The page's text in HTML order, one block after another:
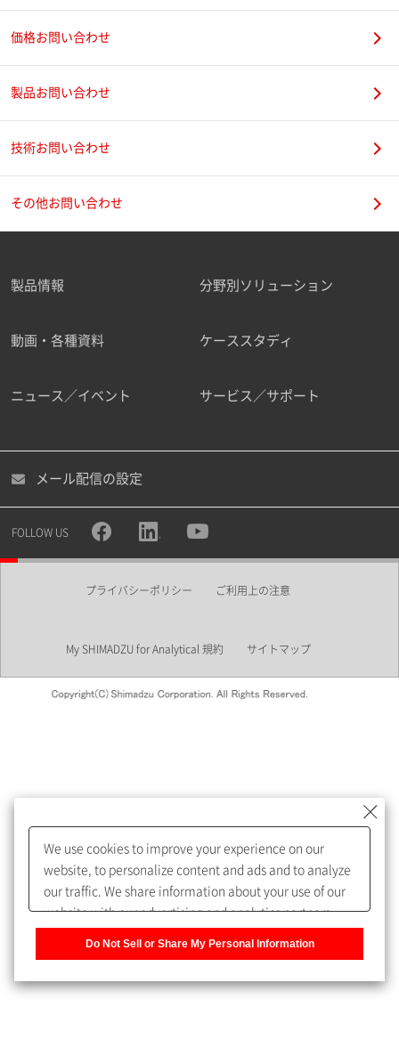
ご勤務先
職種
めします。
My SHIMADZU for Analyticalへ登録いただくと、技術情報や
取扱説明書・Webinarなどの閲覧ができます。
うになります。
価格お問い合わせ
製品お問い合わせ
技術お問い合わせ
その他お問い合わせ
製品情報 分野別ソリューション
動画・各種資料 ケーススタディ
ニュース／イベント サービス／サポート
メール配信の設定
FOLLOW US
プライバシーポリシー ご利用上の注意
My SHIMADZU for Analytical 規約 サイトマップ
We use cookies to improve your experience on our
website, to personalize content and ads and to analyze
our traffic. We share information about your use of our
website with our advertising and analytics partners,
Do Not Sell or Share My Personal Information